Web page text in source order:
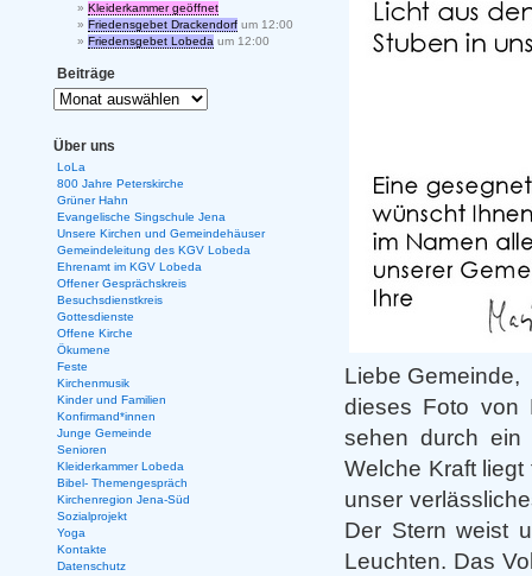
Liebe Gemeinde,
dieses Foto von
sehen durch
Welche Kraft
unser
Der Stern weist
Leuchten. Das
Kleiderkammer geöffnet
Friedensgebet Drackendorf um 12:00
Friedensgebet Lobeda um 12:00
Beiträge
Über uns
LoLa
800 Jahre Peterskirche
Grüner Hahn
Evangelische Singschule Jena
Unsere Kirchen und Gemeindehäuser
Gemeindeleitung des KGV Lobeda
Ehrenamt im KGV Lobeda
Offener Gesprächskreis
Besuchsdienstkreis
Gottesdienste
Offene Kirche
Ökumene
Feste
Kirchenmusik
Kinder und Familien
Konfirmand*innen
Junge Gemeinde
Senioren
Kleiderkammer Lobeda
Bibel- Themengespräch
Kirchenregion Jena-Süd
Sozialprojekt
Yoga
Kontakte
Datenschutz